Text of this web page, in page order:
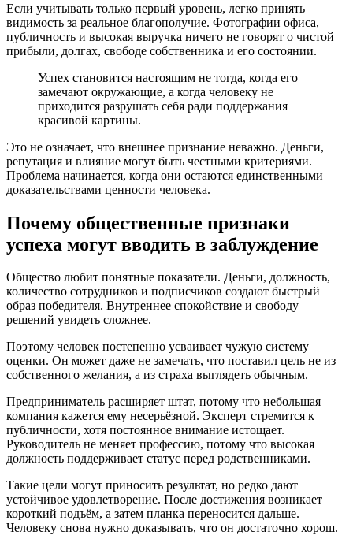
Если учитывать только первый уровень, легко принять
видимость за реальное благополучие. Фотографии офиса,
публичность и высокая выручка ничего не говорят о чистой
прибыли, долгах, свободе собственника и его состоянии.
Успех становится настоящим не тогда, когда его
замечают окружающие, а когда человеку не
приходится разрушать себя ради поддержания
красивой картины.
Это не означает, что внешнее признание неважно. Деньги,
репутация и влияние могут быть честными критериями.
Проблема начинается, когда они остаются единственными
доказательствами ценности человека.
Почему общественные признаки
успеха могут вводить в заблуждение
Общество любит понятные показатели. Деньги, должность,
количество сотрудников и подписчиков создают быстрый
образ победителя. Внутреннее спокойствие и свободу
решений увидеть сложнее.
Поэтому человек постепенно усваивает чужую систему
оценки. Он может даже не замечать, что поставил цель не из
собственного желания, а из страха выглядеть обычным.
Предприниматель расширяет штат, потому что небольшая
компания кажется ему несерьёзной. Эксперт стремится к
публичности, хотя постоянное внимание истощает.
Руководитель не меняет профессию, потому что высокая
должность поддерживает статус перед родственниками.
Такие цели могут приносить результат, но редко дают
устойчивое удовлетворение. После достижения возникает
короткий подъём, а затем планка переносится дальше.
Человеку снова нужно доказывать, что он достаточно хорош.